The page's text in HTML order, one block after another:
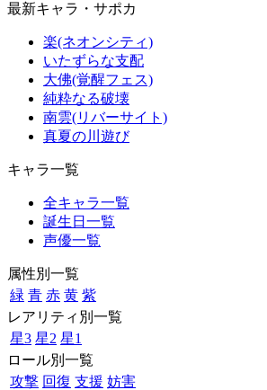
最新キャラ・サポカ
楽(ネオンシティ)
いたずらな支配
大佛(覚醒フェス)
純粋なる破壊
南雲(リバーサイト)
真夏の川遊び
キャラ一覧
全キャラ一覧
誕生日一覧
声優一覧
属性別一覧
緑 青 赤 黄 紫
レアリティ別一覧
星3 星2 星1
ロール別一覧
攻撃 回復 支援 妨害